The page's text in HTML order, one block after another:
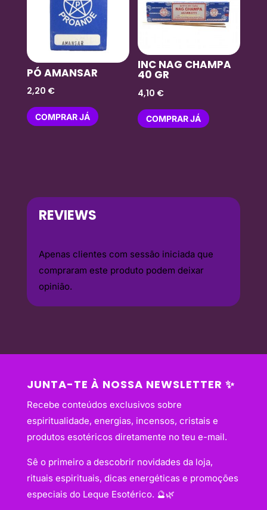
PÓ AMANSAR
2,20 €
COMPRAR JÁ
INC NAG CHAMPA
40 GR
4,10 €
COMPRAR JÁ
REVIEWS
Apenas clientes com sessão iniciada que
compraram este produto podem deixar
opinião.
JUNTA-TE À NOSSA NEWSLETTER ✨
Recebe conteúdos exclusivos sobre
espiritualidade, energias, incensos, cristais e
produtos esotéricos diretamente no teu e-mail.
Sê o primeiro a descobrir novidades da loja,
rituais espirituais, dicas energéticas e promoções
especiais do Leque Esotérico. 🔮🌿